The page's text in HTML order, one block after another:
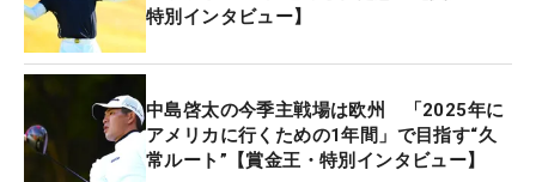
特別インタビュー】
中島啓太の今季主戦場は欧州 「2025年に
アメリカに行くための1年間」で目指す“久
常ルート”【賞金王・特別インタビュー】